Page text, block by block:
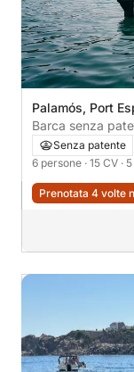
Palamós, Port
Senza patente
6 persone · 15 CV ·
Prenotata 4 volte